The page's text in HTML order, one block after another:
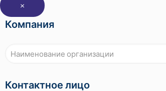
×
Компания
Контактное лицо